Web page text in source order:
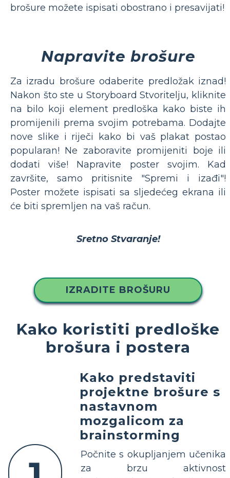
brošure možete ispisati obostrano i presavijati!
Napravite brošure
Za izradu brošure odaberite predložak iznad!
Nakon što ste u Storyboard Stvoritelju, kliknite
na bilo koji element predloška kako biste ih
promijenili prema svojim potrebama. Dodajte
nove slike i riječi kako bi vaš plakat postao
popularan! Ne zaboravite promijeniti boje ili
dodati više! Napravite poster svojim. Kad
završite, samo pritisnite "Spremi i izađi"!
Poster možete ispisati sa sljedećeg ekrana ili
će biti spremljen na vaš račun.
Sretno Stvaranje!
IZRADITE BROŠURU
Kako koristiti predloške
brošura i postera
Kako predstaviti
projektne brošure s
nastavnom
mozgalicom za
brainstorming
Počnite s okupljanjem učenika
za brzu aktivnost